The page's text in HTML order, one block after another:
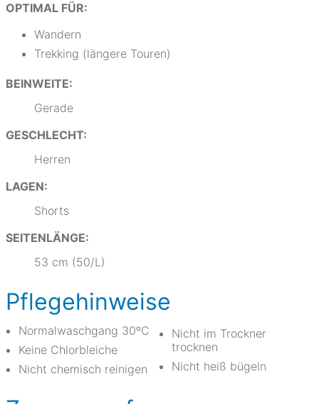
OPTIMAL FÜR:
Wandern
Trekking (längere Touren)
BEINWEITE:
Gerade
GESCHLECHT:
Herren
LAGEN:
Shorts
SEITENLÄNGE:
53 cm (50/L)
Pflegehinweise
Normalwaschgang 30ºC
Keine Chlorbleiche
Nicht chemisch reinigen
Nicht im Trockner
trocknen
Nicht heiß bügeln